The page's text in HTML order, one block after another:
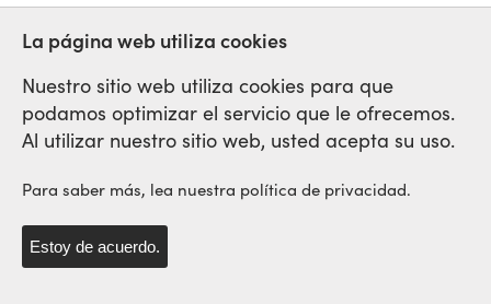
Red Sindical Internacional
La página web utiliza cookies
Nuestro sitio web utiliza cookies para que
podamos optimizar el servicio que le ofrecemos.
Al utilizar nuestro sitio web, usted acepta su uso.
Para saber más, lea nuestra política de privacidad.
Estoy de acuerdo.